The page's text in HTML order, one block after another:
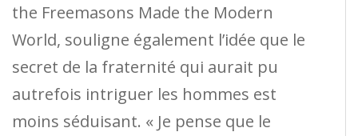
the Freemasons Made the Modern
World, souligne également l’idée que le
secret de la fraternité qui aurait pu
autrefois intriguer les hommes est
moins séduisant. « Je pense que le